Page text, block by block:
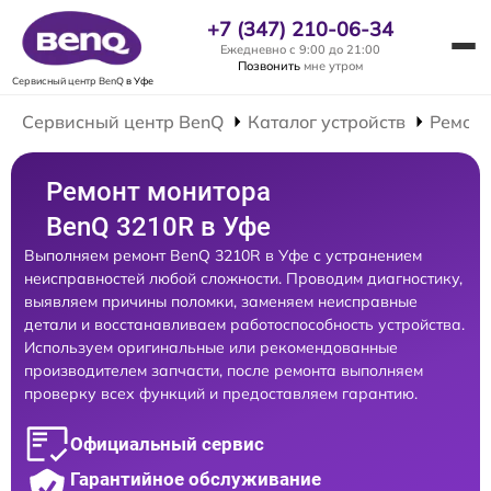
Сервисный центр BenQв Уфе
+7 (347) 210-06-34
Ежедневно с 9:00 до 21:00
Позвонить мне утром
Сервисный центр BenQ Каталог устройств
Ремонт монитора
BenQ 3210R в Уфе
Выполняем ремонт BenQ 3210R в Уфе с устранением
неисправностей любой сложности. Проводим диагностику,
выявляем причины поломки, заменяем неисправные
детали и восстанавливаем работоспособность устройства.
Используем оригинальные или рекомендованные
производителем запчасти, после ремонта выполняем
проверку всех функций и предоставляем гарантию.
Официальный сервис
Гарантийное обслуживание